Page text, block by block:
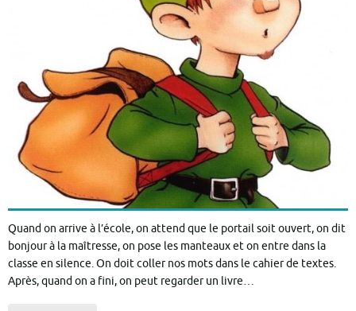
Quand on arrive à l’école, on attend que le portail soit ouvert, on dit
bonjour à la maîtresse, on pose les manteaux et on entre dans la
classe en silence. On doit coller nos mots dans le cahier de textes.
Après, quand on a fini, on peut regarder un livre…